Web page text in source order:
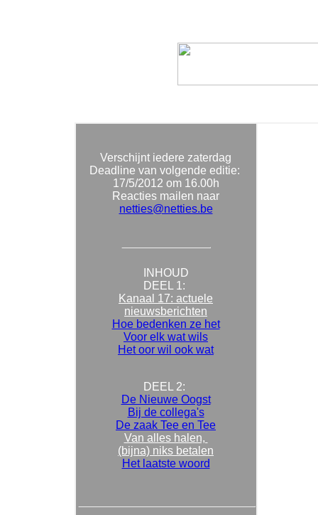
Verschijnt iedere zaterdag
Deadline van volgende editie:
17/5/2012 om 16.00h
Reacties mailen naar
netties@netties.be
INHOUD
DEEL 1:
Kanaal 17: actuele
nieuwsberichten
Hoe bedenken ze het
Voor elk wat wils
Het oor wil ook wat
DEEL 2:
De Nieuwe Oogst
Bij de collega's
De zaak Tee en Tee
Van alles halen,
(bijna) niks betalen
Het laatste woord